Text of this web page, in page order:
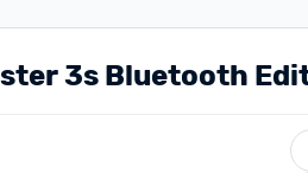
3s Bluetooth